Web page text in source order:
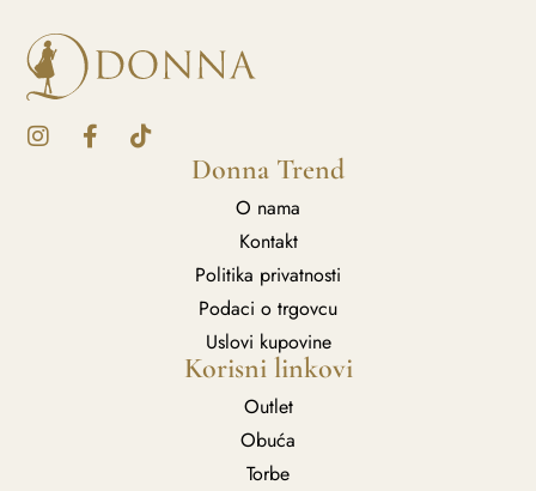
Donna Trend
O nama
Kontakt
Politika privatnosti
Podaci o trgovcu
Uslovi kupovine
Korisni linkovi
Outlet
Obuća
Torbe